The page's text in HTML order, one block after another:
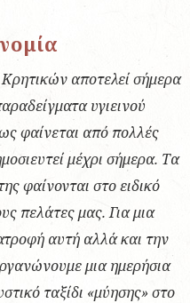
αποτελεί σήμερα
υγιεινού
φαίνεται από πολλές
μέχρι σήμερα. Τα
φαίνονται στο ειδικό
πελάτες μας. Για μια
αυτή αλλά και την
μια ημερήσια
ταξίδι «μύησης» στο